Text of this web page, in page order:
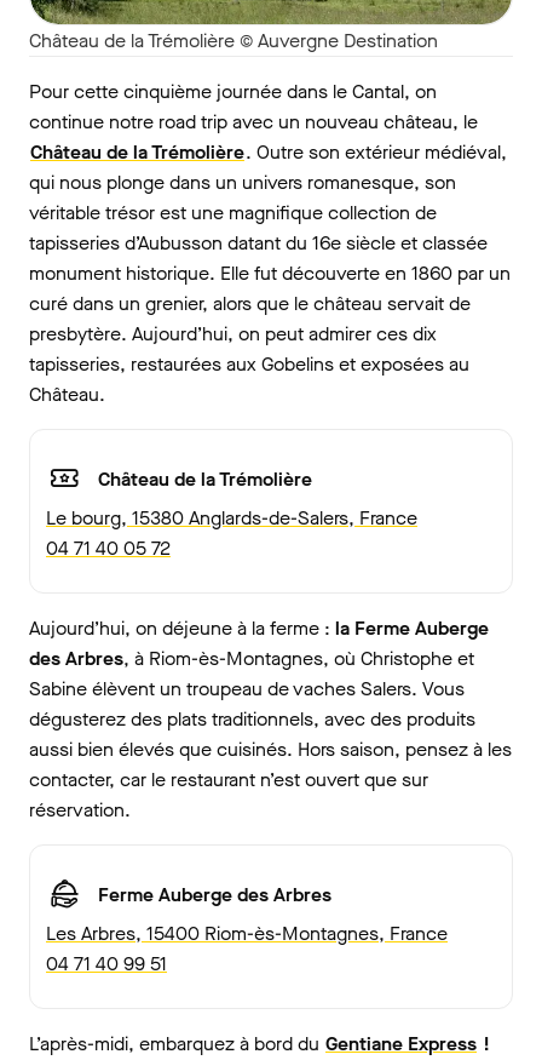
Château de la Trémolière © Auvergne Destination
Pour cette cinquième journée dans le Cantal, on
continue notre road trip avec un nouveau château, le
Château de la Trémolière. Outre son extérieur médiéval,
qui nous plonge dans un univers romanesque, son
véritable trésor est une magnifique collection de
tapisseries d’Aubusson datant du 16e siècle et classée
monument historique. Elle fut découverte en 1860 par un
curé dans un grenier, alors que le château servait de
presbytère. Aujourd’hui, on peut admirer ces dix
tapisseries, restaurées aux Gobelins et exposées au
Château.
Château de la Trémolière
Le bourg, 15380 Anglards-de-Salers, France
04 71 40 05 72
Aujourd’hui, on déjeune à la ferme : la Ferme Auberge
des Arbres, à Riom-ès-Montagnes, où Christophe et
Sabine élèvent un troupeau de vaches Salers. Vous
dégusterez des plats traditionnels, avec des produits
aussi bien élevés que cuisinés. Hors saison, pensez à les
contacter, car le restaurant n’est ouvert que sur
réservation.
Ferme Auberge des Arbres
Les Arbres, 15400 Riom-ès-Montagnes, France
04 71 40 99 51
L’après-midi, embarquez à bord du Gentiane Express !